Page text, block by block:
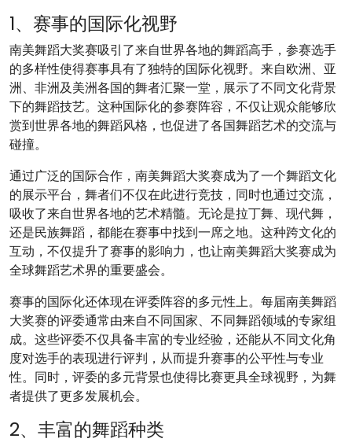
1、赛事的国际化视野
南美舞蹈大奖赛吸引了来自世界各地的舞蹈高手，参赛选手
的多样性使得赛事具有了独特的国际化视野。来自欧洲、亚
洲、非洲及美洲各国的舞者汇聚一堂，展示了不同文化背景
下的舞蹈技艺。这种国际化的参赛阵容，不仅让观众能够欣
赏到世界各地的舞蹈风格，也促进了各国舞蹈艺术的交流与
碰撞。
通过广泛的国际合作，南美舞蹈大奖赛成为了一个舞蹈文化
的展示平台，舞者们不仅在此进行竞技，同时也通过交流，
吸收了来自世界各地的艺术精髓。无论是拉丁舞、现代舞，
还是民族舞蹈，都能在赛事中找到一席之地。这种跨文化的
互动，不仅提升了赛事的影响力，也让南美舞蹈大奖赛成为
全球舞蹈艺术界的重要盛会。
赛事的国际化还体现在评委阵容的多元性上。每届南美舞蹈
大奖赛的评委通常由来自不同国家、不同舞蹈领域的专家组
成。这些评委不仅具备丰富的专业经验，还能从不同文化角
度对选手的表现进行评判，从而提升赛事的公平性与专业
性。同时，评委的多元背景也使得比赛更具全球视野，为舞
者提供了更多发展机会。
2、丰富的舞蹈种类